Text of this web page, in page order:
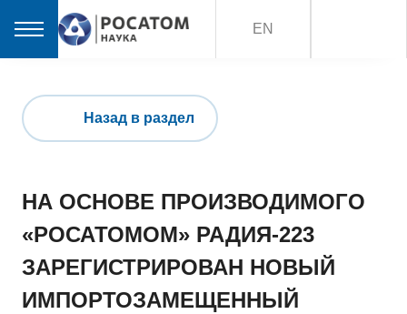
EN
Назад в раздел
НА ОСНОВЕ ПРОИЗВОДИМОГО
«РОСАТОМОМ» РАДИЯ-223
ЗАРЕГИСТРИРОВАН НОВЫЙ
ИМПОРТОЗАМЕЩЕННЫЙ